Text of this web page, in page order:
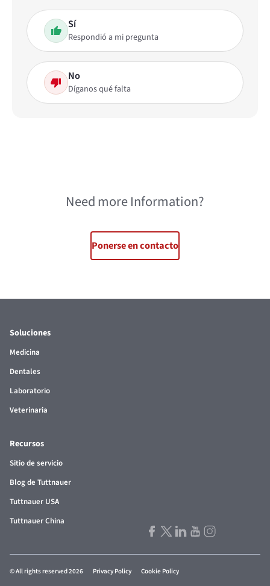
Sí
Respondió a mi pregunta
No
Díganos qué falta
Need more Information?
Ponerse en contacto
Soluciones
Medicina
Dentales
Laboratorio
Veterinaria
Recursos
Sitio de servicio
Blog de Tuttnauer
Tuttnauer USA
Tuttnauer China
© All rights reserved 2026 Privacy Policy Cookie Policy